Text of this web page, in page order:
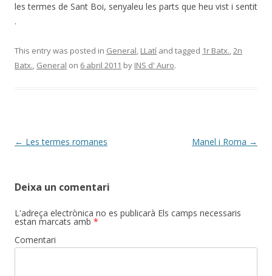
les termes de Sant Boi, senyaleu les parts que heu vist i sentit
.
This entry was posted in General, LLatí and tagged 1r Batx.,2n
Batx., General on 6 abril 2011 by INS d' Auro.
Post
← Les termes romanes Manel i Roma →
Deixa un comentari
L'adreça electrònica no es publicarà Els camps necessaris
estan marcats amb *
Comentari